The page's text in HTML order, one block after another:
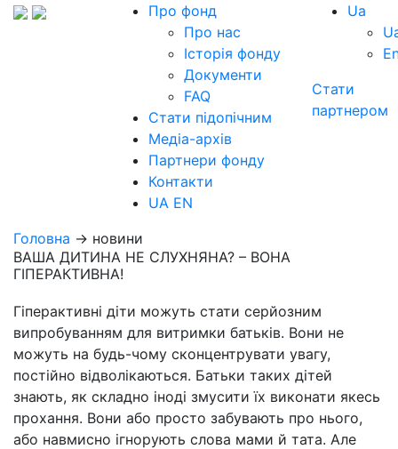
Про фонд
Про нас
Історія фонду
Документи
FAQ
Стати підопічним
Медіа-архів
Партнери фонду
Контакти
UA EN
Ua
Стати
партнером
Головна → новини
ВАША ДИТИНА НЕ СЛУХНЯНА? – ВОНА
ГІПЕРАКТИВНА!
Гіперактивні діти можуть стати серйозним
випробуванням для витримки батьків. Вони не
можуть на будь-чому сконцентрувати увагу,
постійно відволікаються. Батьки таких дітей
знають, як складно іноді змусити їх виконати якесь
прохання. Вони або просто забувають про нього,
або навмисно ігнорують слова мами й тата. Але